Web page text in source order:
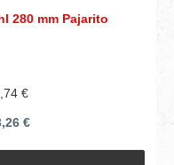
280 mm Pajarito
€
€